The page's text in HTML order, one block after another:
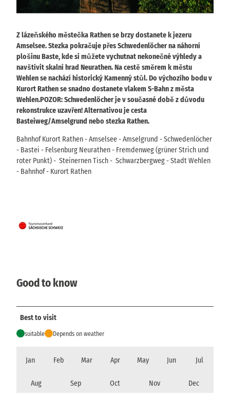
Z lázeňského městečka Rathen se brzy dostanete k jezeru
Amselsee. Stezka pokračuje přes Schwedenlöcher na náhorní
plošinu Baste, kde si můžete vychutnat nekonečné výhledy a
navštívit skalní hrad Neurathen. Na cestě směrem k městu
Wehlen se nachází historický Kamenný stůl. Do výchozího bodu v
Kurort Rathen se snadno dostanete vlakem S-Bahn z města
Wehlen.POZOR: Schwedenlöcher je v současné době z důvodu
rekonstrukce uzavřen! Alternativou je cesta
Basteiweg/Amselgrund nebo stezka Rathen.
Bahnhof Kurort Rathen - Amselsee - Amselgrund - Schwedenlöcher
- Bastei - Felsenburg Neurathen - Fremdenweg (grüner Strich und
roter Punkt) - Steinernen Tisch - Schwarzbergweg - Stadt Wehlen
- Bahnhof - Kurort Rathen
Good to know
Best to visit
suitable Depends on weather
Jan Feb Mar Apr May Jun Jul
Aug Sep Oct Nov Dec